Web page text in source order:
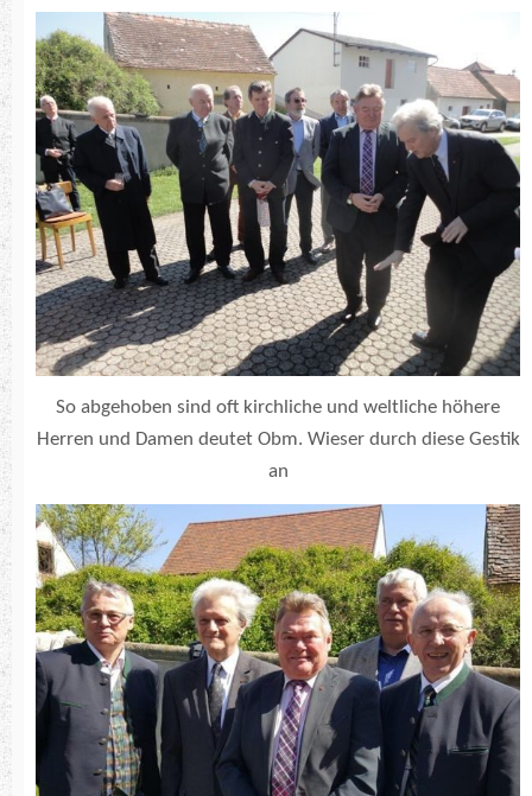
So abgehoben sind oft kirchliche und weltliche höhere
Herren und Damen deutet Obm. Wieser durch diese Gestik
an